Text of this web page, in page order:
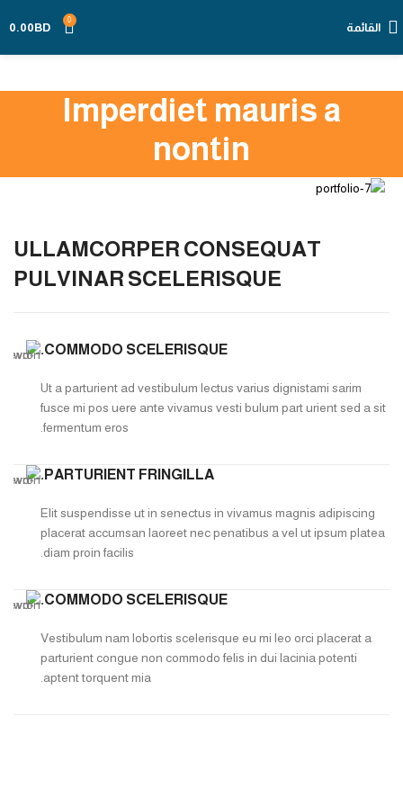
القائمة
0
0.00BD
Imperdiet mauris a
nontin
ULLAMCORPER CONSEQUAT
PULVINAR SCELERISQUE
COMMODO SCELERISQUE.
Ut a parturient ad vestibulum lectus varius dignistami sarim
fusce mi pos uere ante vivamus vesti bulum part urient sed a sit
fermentum eros.
PARTURIENT FRINGILLA.
Elit suspendisse ut in senectus in vivamus magnis adipiscing
placerat accumsan laoreet nec penatibus a vel ut ipsum platea
diam proin facilis.
COMMODO SCELERISQUE.
Vestibulum nam lobortis scelerisque eu mi leo orci placerat a
parturient congue non commodo felis in dui lacinia potenti
aptent torquent mia.